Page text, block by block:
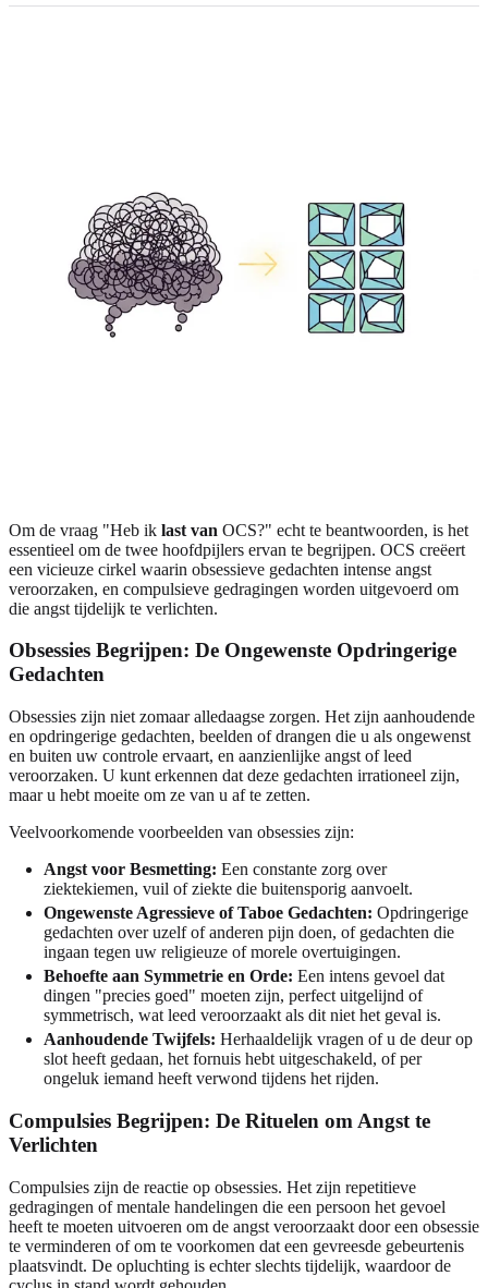
Om de vraag "Heb ik last van OCS?" echt te beantwoorden, is het
essentieel om de twee hoofdpijlers ervan te begrijpen. OCS creëert
een vicieuze cirkel waarin obsessieve gedachten intense angst
veroorzaken, en compulsieve gedragingen worden uitgevoerd om
die angst tijdelijk te verlichten.
Obsessies Begrijpen: De Ongewenste Opdringerige
Gedachten
Obsessies zijn niet zomaar alledaagse zorgen. Het zijn aanhoudende
en opdringerige gedachten, beelden of drangen die u als ongewenst
en buiten uw controle ervaart, en aanzienlijke angst of leed
veroorzaken. U kunt erkennen dat deze gedachten irrationeel zijn,
maar u hebt moeite om ze van u af te zetten.
Veelvoorkomende voorbeelden van obsessies zijn:
Angst voor Besmetting: Een constante zorg over
ziektekiemen, vuil of ziekte die buitensporig aanvoelt.
Ongewenste Agressieve of Taboe Gedachten: Opdringerige
gedachten over uzelf of anderen pijn doen, of gedachten die
ingaan tegen uw religieuze of morele overtuigingen.
Behoefte aan Symmetrie en Orde: Een intens gevoel dat
dingen "precies goed" moeten zijn, perfect uitgelijnd of
symmetrisch, wat leed veroorzaakt als dit niet het geval is.
Aanhoudende Twijfels: Herhaaldelijk vragen of u de deur op
slot heeft gedaan, het fornuis hebt uitgeschakeld, of per
ongeluk iemand heeft verwond tijdens het rijden.
Compulsies Begrijpen: De Rituelen om Angst te
Verlichten
Compulsies zijn de reactie op obsessies. Het zijn repetitieve
gedragingen of mentale handelingen die een persoon het gevoel
heeft te moeten uitvoeren om de angst veroorzaakt door een obsessie
te verminderen of om te voorkomen dat een gevreesde gebeurtenis
plaatsvindt. De opluchting is echter slechts tijdelijk, waardoor de